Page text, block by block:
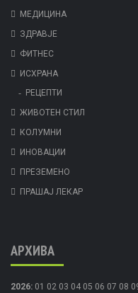
МЕДИЦИНА
ЗДРАВЈЕ
ФИТНЕС
ИСХРАНА
РЕЦЕПТИ
ЖИВОТЕН СТИЛ
КОЛУМНИ
ИНОВАЦИИ
ПРЕЗЕМЕНО
ПРАШАЈ ЛЕКАР
АРХИВА
2026: 01 02 03 04 05 06 07 08